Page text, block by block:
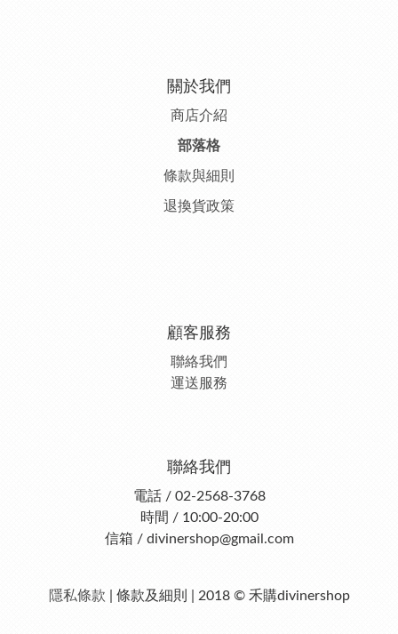
關於我們
商店介紹
部落格
條款與細則
退換貨政策
顧客服務
聯絡我們
運送服務
聯絡我們
電話 / 02-2568-3768
時間 / 10:00-20:00
信箱 / divinershop@gmail.com
隱私條款 | 條款及細則 | 2018 © 禾購divinershop